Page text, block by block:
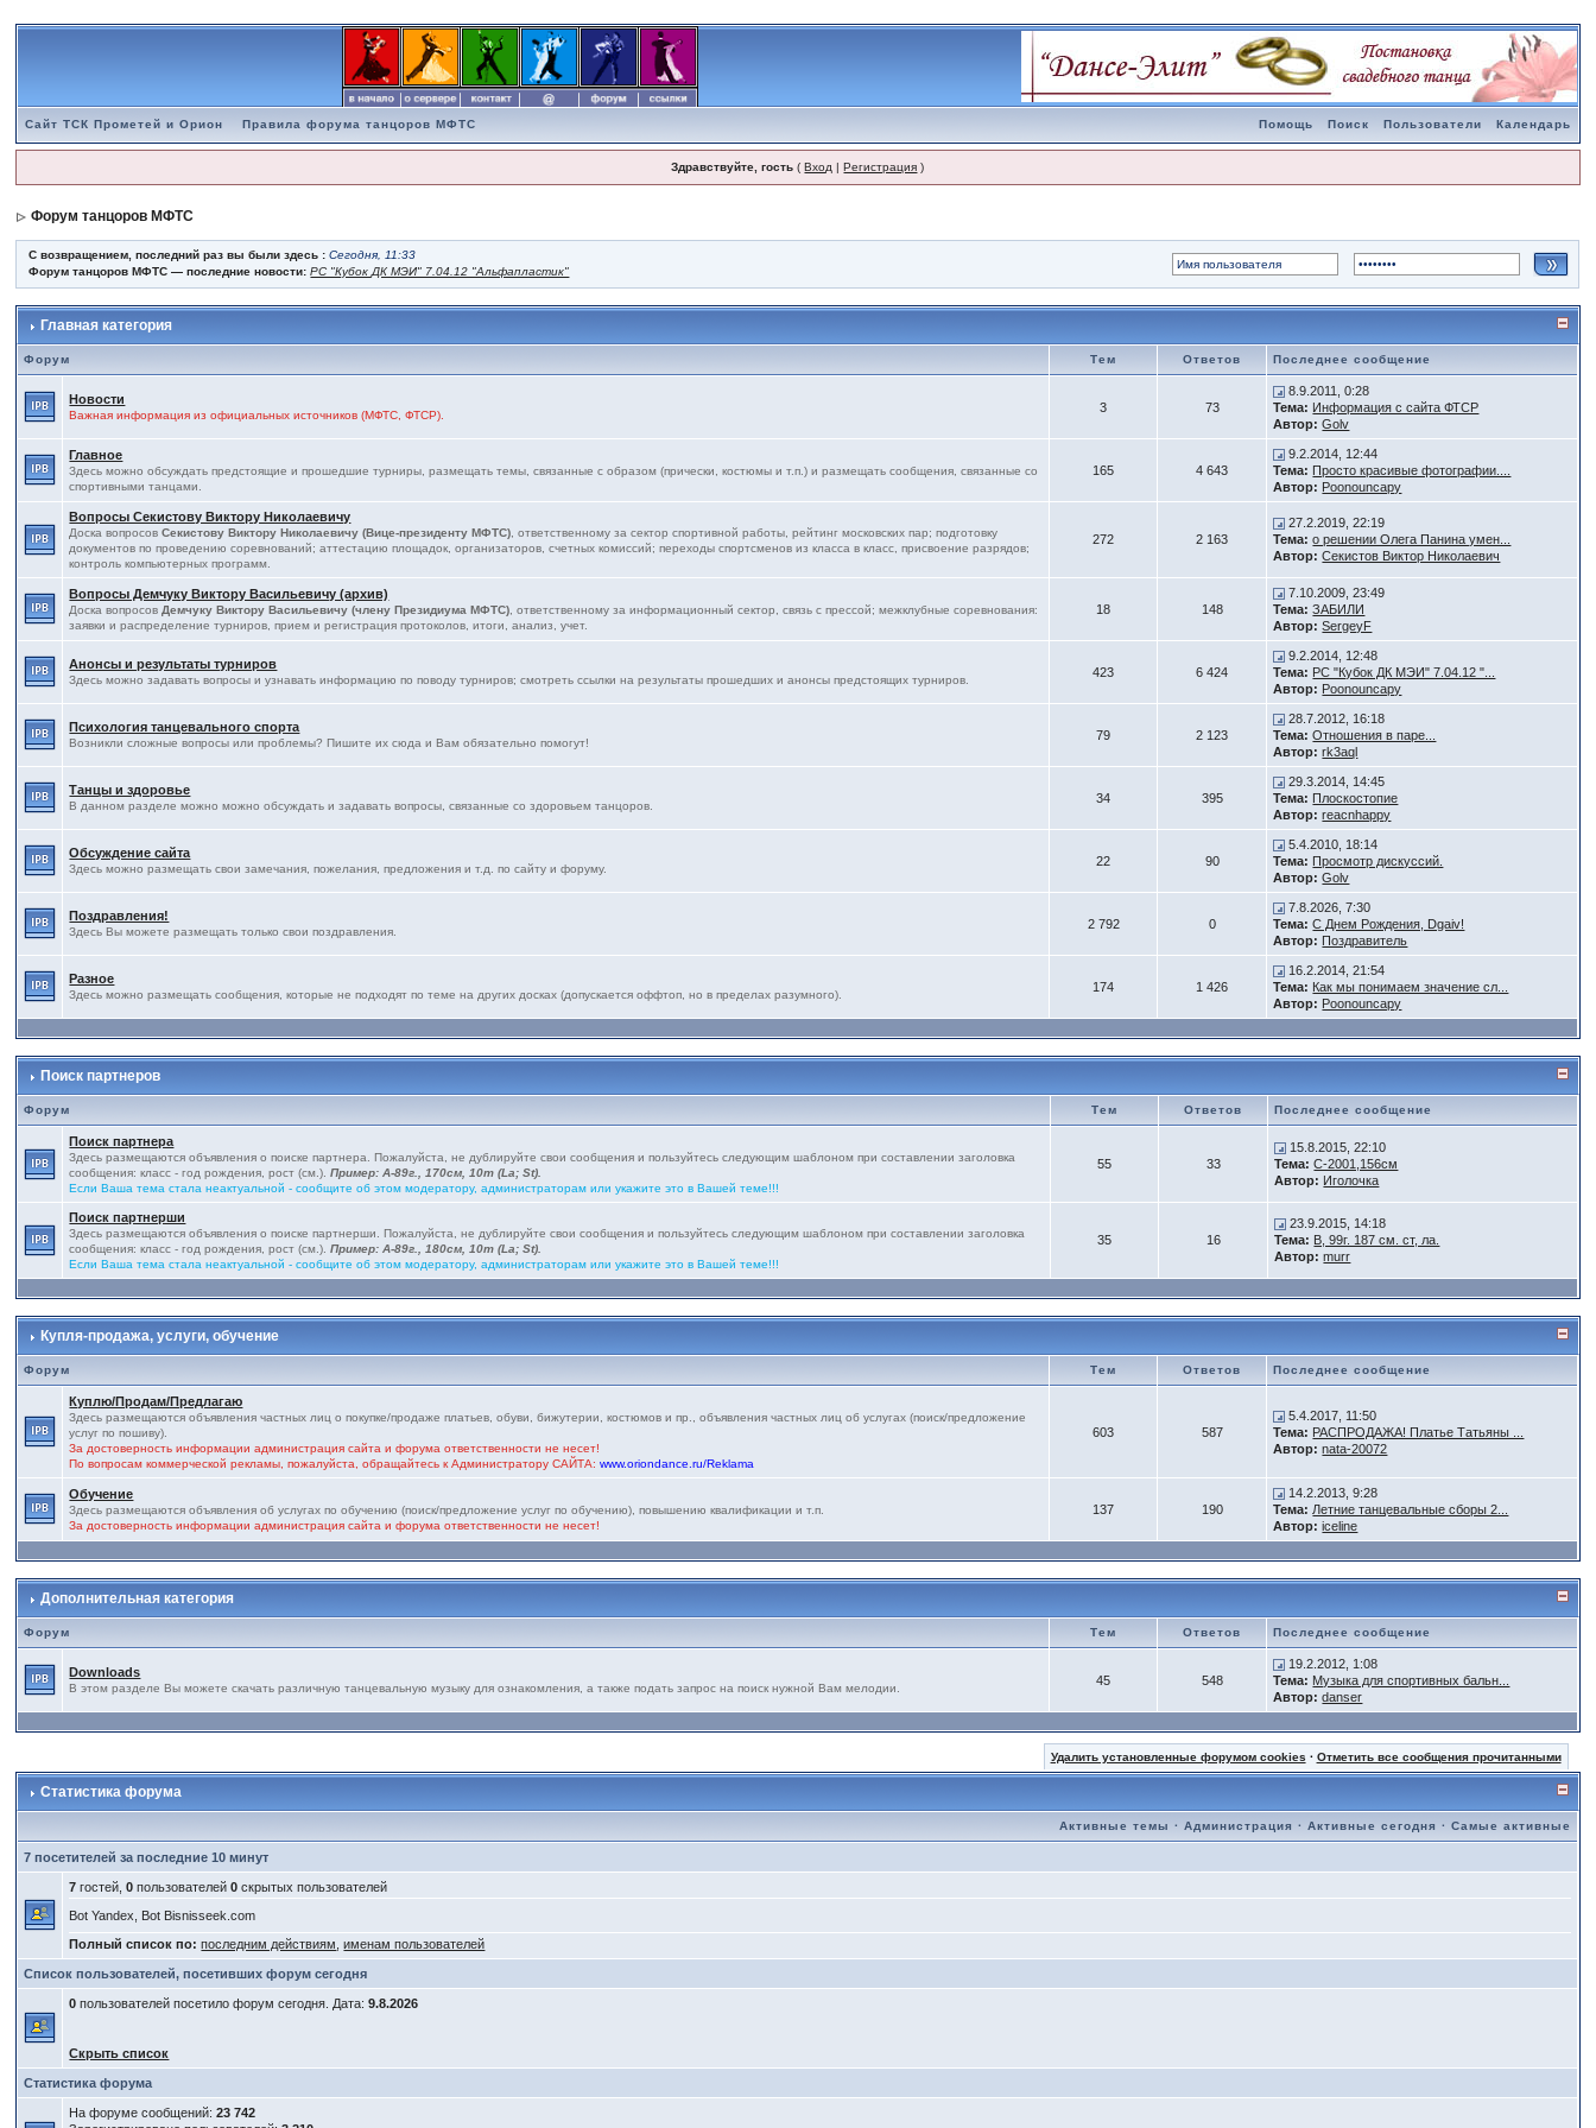
Сайт ТСК Прометей и Орион Правила форума танцоров МФТС Помощь Поиск Пользователи Календарь
Здравствуйте, гость (Вход |Регистрация )
Форум танцоров МФТС
С возвращением, последний раз вы были здесь :Сегодня, 11:33
Форум танцоров МФТС — последние новости:РС "Кубок ДК МЭИ" 7.04.12 "Альфапластик"
Главная категория
Форум Тем Ответов Последнее сообщение
Новости
Важная информация из официальных источников (МФТС, ФТСР).
3 73
8.9.2011, 0:28
Тема: Информация с сайта ФТСР
Автор: Golv
Главное
Здесь можно обсуждать предстоящие и прошедшие турниры, размещать темы, связанные с образом (прически, костюмы и т.п.) и размещать сообщения, связанные со
спортивными танцами.
165 4 643
9.2.2014, 12:44
Тема: Просто красивые фотографии....
Автор: Poonouncapy
Вопросы Секистову Виктору Николаевичу
Доска вопросовСекистову Виктору Николаевичу (Вице-президенту МФТС) , ответственному за сектор спортивной работы, рейтинг московских пар; подготовку
документов по проведению соревнований; аттестацию площадок, организаторов, счетных комиссий; переходы спортсменов из класса в класс, присвоение разрядов;
контроль компьютерных программ.
272 2 163
27.2.2019, 22:19
Тема: о решении Олега Панина умен...
Автор: Секистов Виктор Николаевич
Вопросы Демчуку Виктору Васильевичу (архив)
Доска вопросовДемчуку Виктору Васильевичу (члену Президиума МФТС) , ответственному за информационный сектор, связь с прессой; межклубные соревнования:
заявки и распределение турниров, прием и регистрация протоколов, итоги, анализ, учет.
18 148
7.10.2009, 23:49
Тема: ЗАБИЛИ
Автор: SergeyF
Анонсы и результаты турниров
Здесь можно задавать вопросы и узнавать информацию по поводу турниров; смотреть ссылки на результаты прошедших и анонсы предстоящих турниров.
423 6 424
9.2.2014, 12:48
Тема: РС "Кубок ДК МЭИ" 7.04.12 "...
Автор: Poonouncapy
Психология танцевального спорта
Возникли сложные вопросы или проблемы? Пишите их сюда и Вам обязательно помогут!
79 2 123
28.7.2012, 16:18
Тема: Отношения в паре...
Автор: rk3aql
Танцы и здоровье
В данном разделе можно можно обсуждать и задавать вопросы, связанные со здоровьем танцоров.
34 395
29.3.2014, 14:45
Тема: Плоскостопие
Автор: reacnhappy
Обсуждение сайта
Здесь можно размещать свои замечания, пожелания, предложения и т.д. по сайту и форуму.
22 90
5.4.2010, 18:14
Тема: Просмотр дискуссий.
Автор: Golv
Поздравления!
Здесь Вы можете размещать только свои поздравления.
2 792 0
7.8.2026, 7:30
Тема: С Днем Рождения, Dgaiv!
Автор: Поздравитель
Разное
Здесь можно размещать сообщения, которые не подходят по теме на других досках (допускается оффтоп, но в пределах разумного).
174 1 426
16.2.2014, 21:54
Тема: Как мы понимаем значение сл...
Автор: Poonouncapy
Поиск партнеров
Форум Тем Ответов Последнее сообщение
Поиск партнера
Здесь размещаются объявления о поиске партнера. Пожалуйста, не дублируйте свои сообщения и пользуйтесь следующим шаблоном при составлении заголовка
сообщения: класс - год рождения, рост (см.).Пример: А-89г., 170см, 10т (La; St).
Если Ваша тема стала неактуальной - сообщите об этом модератору, администраторам или укажите это в Вашей теме!!!
55 33
15.8.2015, 22:10
Тема: С-2001,156см
Автор: Иголочка
Поиск партнерши
Здесь размещаются объявления о поиске партнерши. Пожалуйста, не дублируйте свои сообщения и пользуйтесь следующим шаблоном при составлении заголовка
сообщения: класс - год рождения, рост (см.).Пример: А-89г., 180см, 10т (La; St).
Если Ваша тема стала неактуальной - сообщите об этом модератору, администраторам или укажите это в Вашей теме!!!
35 16
23.9.2015, 14:18
Тема: B, 99г. 187 см. ст, ла.
Автор: murr
Купля-продажа, услуги, обучение
Форум Тем Ответов Последнее сообщение
Куплю/Продам/Предлагаю
Здесь размещаются объявления частных лиц о покупке/продаже платьев, обуви, бижутерии, костюмов и пр., объявления частных лиц об услугах (поиск/предложение
услуг по пошиву).
За достоверность информации администрация сайта и форума ответственности не несет!
По вопросам коммерческой рекламы, пожалуйста, обращайтесь к Администратору САЙТА:www.oriondance.ru/Reklama
603 587
5.4.2017, 11:50
Тема: РАСПРОДАЖА! Платье Татьяны ...
Автор: nata-20072
Обучение
Здесь размещаются объявления об услугах по обучению (поиск/предложение услуг по обучению), повышению квалификации и т.п.
За достоверность информации администрация сайта и форума ответственности не несет!
137 190
14.2.2013, 9:28
Тема: Летние танцевальные сборы 2...
Автор: iceline
Дополнительная категория
Форум Тем Ответов Последнее сообщение
Downloads
В этом разделе Вы можете скачать различную танцевальную музыку для ознакомления, а также подать запрос на поиск нужной Вам мелодии.
45 548
19.2.2012, 1:08
Тема: Музыка для спортивных бальн...
Автор: danser
Удалить установленные форумом cookies · Отметить все сообщения прочитанными
Статистика форума
Активные темы ·Администрация ·Активные сегодня ·Самые активные
7 посетителей за последние 10 минут
7 гостей,0 пользователей0 скрытых пользователей
Bot Yandex, Bot Bisnisseek.com
Полный список по: последним действиям ,именам пользователей
Список пользователей, посетивших форум сегодня
0 пользователей посетило форум сегодня. Дата:9.8.2026
Скрыть список
Статистика форума
На форуме сообщений:23 742